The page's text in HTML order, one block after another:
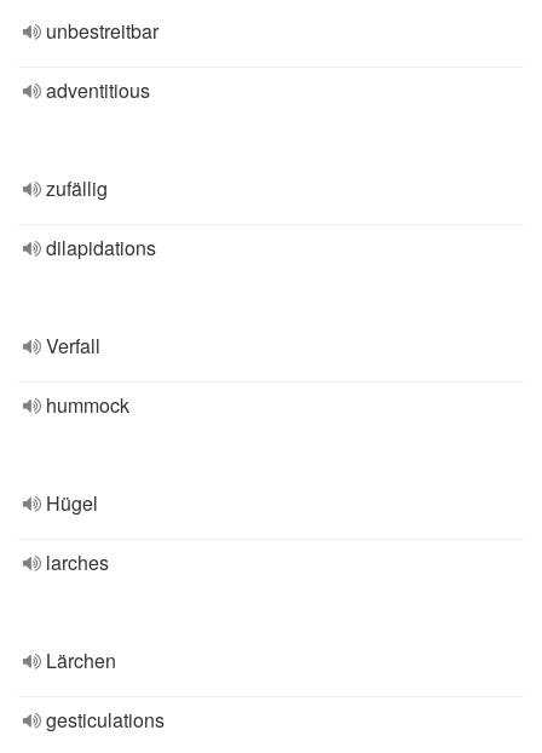
unbestreitbar
adventitious
zufällig
dilapidations
Verfall
hummock
Hügel
larches
Lärchen
gesticulations